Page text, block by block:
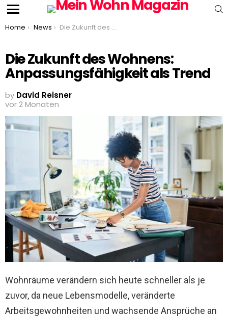
You are here:
Home News Die Zukunft des Wohnens: Anpassungsfähigkeit als Trend
Die Zukunft des Wohnens:
Anpassungsfähigkeit als Trend
by David Reisner
vor 2 Monaten
Wohnräume verändern sich heute schneller als je
zuvor, da neue Lebensmodelle, veränderte
Arbeitsgewohnheiten und wachsende Ansprüche an